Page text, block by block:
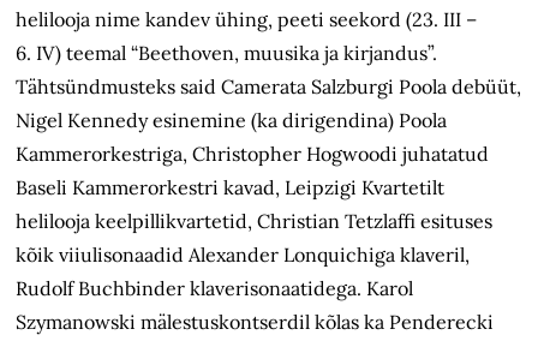
helilooja nime kandev ühing, peeti seekord (23. III –
6. IV) teemal “Beethoven, muusika ja kirjandus”.
Tähtsündmusteks said Camerata Salzburgi Poola debüüt,
Nigel Kennedy esinemine (ka dirigendina) Poola
Kammerorkestriga, Christopher Hogwoodi juhatatud
Baseli Kammerorkestri kavad, Leipzigi Kvartetilt
helilooja keelpillikvartetid, Christian Tetzlaffi esituses
kõik viiulisonaadid Alexander Lonquichiga klaveril,
Rudolf Buchbinder klaverisonaatidega. Karol
Szymanowski mälestuskontserdil kõlas ka Penderecki